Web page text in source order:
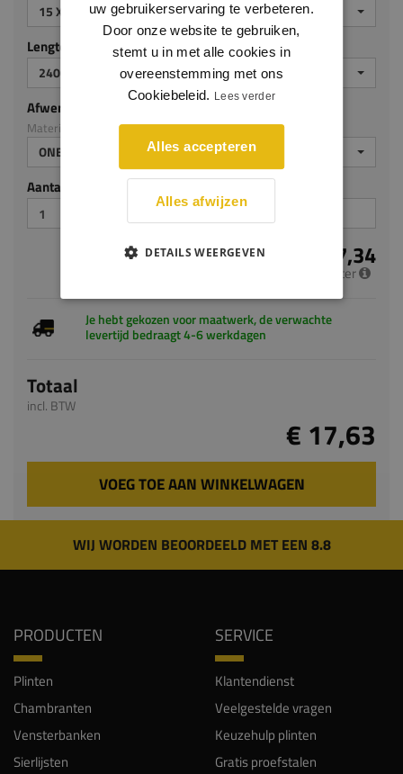
15 X 70 MM
Lengte (mm)
2400
Afwerking
Materiaal: Grenen
ONBEHANDELD
Aantal stuks
€ 7,34
per meter
Je hebt gekozen voor maatwerk, de verwachte
levertijd bedraagt 4-6 werkdagen
Totaal
incl. BTW
€ 17,63
VOEG TOE AAN WINKELWAGEN
WIJ WORDEN BEOORDEELD MET EEN 8.8
PRODUCTEN
Plinten
Chambranten
Vensterbanken
Sierlijsten
SERVICE
Klantendienst
Veelgestelde vragen
Keuzehulp plinten
Gratis proefstalen
uw gebruikerservaring te verbeteren.
Door onze website te gebruiken,
stemt u in met alle cookies in
overeenstemming met ons
Cookiebeleid. Lees verder
Alles accepteren
Alles afwijzen
DETAILS WEERGEVEN